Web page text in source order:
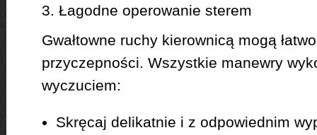
3. Łagodne operowanie sterem
Gwałtowne ruchy kierownicą mogą
przyczepności. Wszystkie manewry
wyczuciem:
Skręcaj delikatnie i z odpowiednim